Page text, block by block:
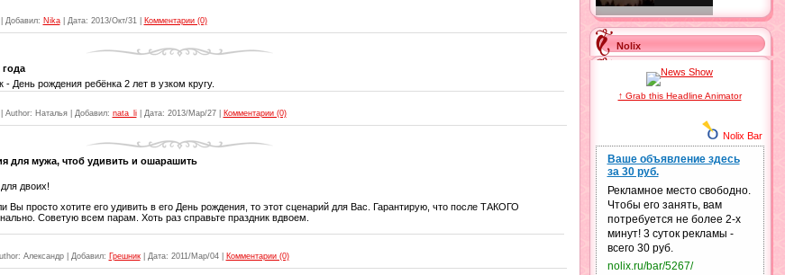
Добавил: Nika| Дата: 2013/Окт/31 Комментарии (0)
- День рождения ребёнка 2 лет в узком кругу.
Author: Наталья| Добавил: nata_li| Дата: 2013/Мар/27 Комментарии (0)
для мужа, чтоб удивить и ошарашить
двоих!
просто хотите его удивить в его День рождения, то этот сценарий для Вас. Гарантирую, что после ТАКОГО
Советую всем парам. Хоть раз справьте праздник вдвоем.
Александр| Добавил: Грешник| Дата: 2011/Мар/04 Комментарии (0)
Nolix
↑ Grab this Headline Animator
Nolix Bar
Ваше объявление здесь
за 30 руб.
Рекламное место свободно.
Чтобы его занять, вам
потребуется не более 2-х
минут! 3 суток рекламы -
всего 30 руб.
nolix.ru/bar/5267/